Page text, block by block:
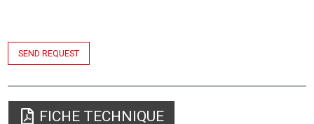
SEND REQUEST
FICHE TECHNIQUE